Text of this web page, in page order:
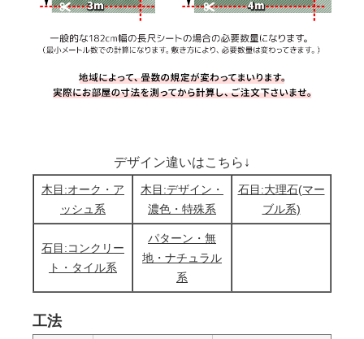
デザイン違いはこちら↓
木目:オーク・ア
ッシュ系
木目:デザイン・
濃色・特殊系
石目:大理石(マー
ブル系)
石目:コンクリー
ト・タイル系
パターン・無
地・ナチュラル
系
工法